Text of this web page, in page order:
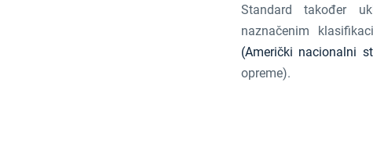
Standard također
naznačenim
(Američki nacionalni
opreme).